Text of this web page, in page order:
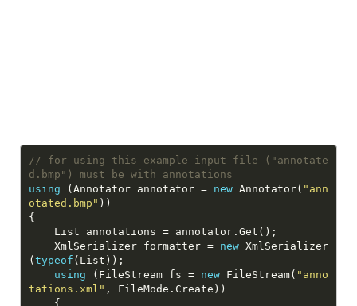
// for using this example input file ("annotate
d.bmp") must be with annotations
using (Annotator annotator = new Annotator( "ann
otated.bmp"
    XmlSerializer formatter =
new XmlSerializer
( typeof
using (FileStream fs = new FileStream( "anno
tations.xml"